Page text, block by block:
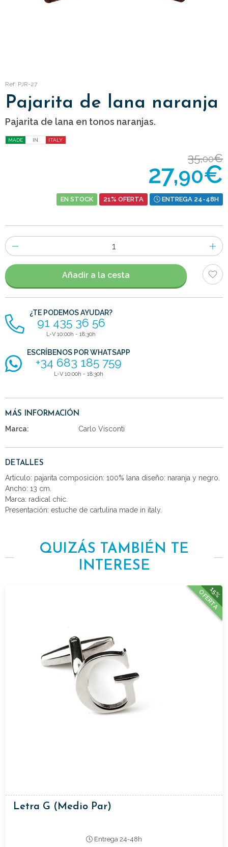
Ref: PJR-27
Pajarita de lana naranja
Pajarita de lana en tonos naranjas.
MADE IN ITALY
35,00€
27,90€
EN STOCK 21% OFERTA ENTREGA 24-48H
Número
de
artículos
Añadir a la cesta
¿TE PODEMOS AYUDAR?
91 435 36 56
L-V 10:00h - 18:30h
ESCRÍBENOS POR WHATSAPP
+34 683 185 759
L-V 10:00h - 18:30h
MÁS INFORMACIÓN
Marca: Carlo Visconti
DETALLES
Articulo: pajarita composición: 100% lana diseño: naranja y negro.
Ancho: 13 cm.
Marca: radical chic.
Presentación: estuche de cartulina made in italy.
QUIZÁS TAMBIÉN TE
INTERESE
15%
OFERTA
Letra G (medio Par)
Entrega 24-48h